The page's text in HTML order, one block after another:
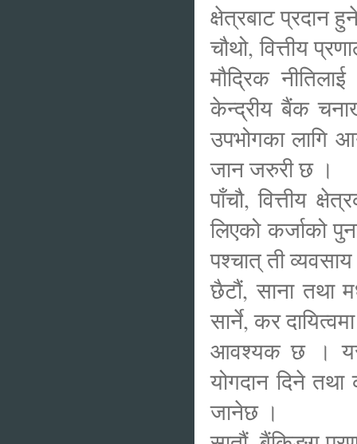
क्षेत्रबाट प्रदान
चौथो, वित्तीय
मौद्रिक
केन्द्रीय बैंक
उपभोगका लागि
जान जरुरी छ ।
पाँचौ, वित्तीय
लिएको कर्जाको
पश्चात् ती
छैटौं, साना तथा
सार्ने, कर
आवश्यक छ । यसो
योगदान दिने
जानेछ ।